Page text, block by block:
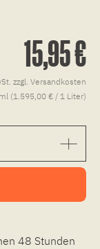
15,95 €
zzgl. Versandkosten
(1.595,00 € / 1 Liter)
48 Stunden